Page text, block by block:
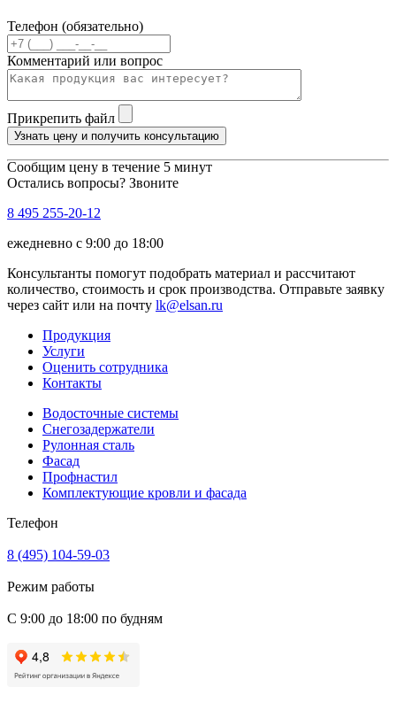
Телефон (обязательно)
Комментарий или вопрос
Прикрепить файл
Узнать цену и получить консультацию
Сообщим цену в течение 5 минут
Остались вопросы? Звоните
8 495 255-20-12
ежедневно с 9:00 до 18:00
Консультанты помогут подобрать материал и рассчитают
количество, стоимость и срок производства. Отправьте заявку
через сайт или на почту lk@elsan.ru
Продукция
Услуги
Оценить сотрудника
Контакты
Водосточные системы
Снегозадержатели
Рулонная сталь
Фасад
Профнастил
Комплектующие кровли и фасада
Телефон
8 (495) 104-59-03
Режим работы
С 9:00 до 18:00 по будням